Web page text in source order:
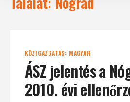
KÖZIGAZGATÁS: MAGYAR
ÁSZ jelentés a
2010. évi